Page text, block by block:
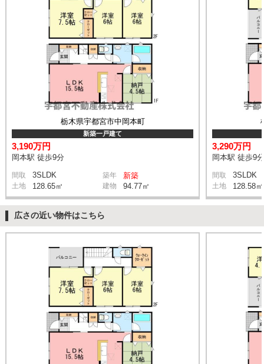
栃木県宇都宮市中岡本町
新築一戸建て
3,190万円
岡本駅 徒歩9分
間取 3SLDK 築年 新築
土地 128.65㎡ 建物 94.77㎡
3,290万円
岡本駅 徒歩9分
間取 3SLDK
土地 128.58㎡
広さの近い物件はこちら